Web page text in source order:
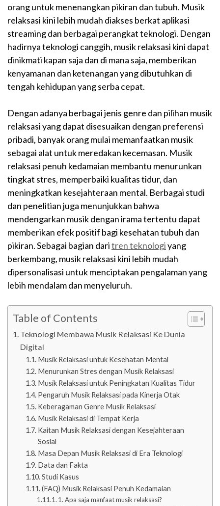
orang untuk menenangkan pikiran dan tubuh. Musik
relaksasi kini lebih mudah diakses berkat aplikasi
streaming dan berbagai perangkat teknologi. Dengan
hadirnya teknologi canggih, musik relaksasi kini dapat
dinikmati kapan saja dan di mana saja, memberikan
kenyamanan dan ketenangan yang dibutuhkan di
tengah kehidupan yang serba cepat.
Dengan adanya berbagai jenis genre dan pilihan musik
relaksasi yang dapat disesuaikan dengan preferensi
pribadi, banyak orang mulai memanfaatkan musik
sebagai alat untuk meredakan kecemasan. Musik
relaksasi penuh kedamaian membantu menurunkan
tingkat stres, memperbaiki kualitas tidur, dan
meningkatkan kesejahteraan mental. Berbagai studi
dan penelitian juga menunjukkan bahwa
mendengarkan musik dengan irama tertentu dapat
memberikan efek positif bagi kesehatan tubuh dan
pikiran. Sebagai bagian daritren teknologiyang
berkembang, musik relaksasi kini lebih mudah
dipersonalisasi untuk menciptakan pengalaman yang
lebih mendalam dan menyeluruh.
Table of Contents
Teknologi Membawa Musik Relaksasi Ke Dunia
Digital
Musik Relaksasi untuk Kesehatan Mental
Menurunkan Stres dengan Musik Relaksasi
Musik Relaksasi untuk Peningkatan Kualitas Tidur
Pengaruh Musik Relaksasi pada Kinerja Otak
Keberagaman Genre Musik Relaksasi
Musik Relaksasi di Tempat Kerja
Kaitan Musik Relaksasi dengan Kesejahteraan
Sosial
Masa Depan Musik Relaksasi di Era Teknologi
Data dan Fakta
Studi Kasus
(FAQ) Musik Relaksasi Penuh Kedamaian
1. Apa saja manfaat musik relaksasi?